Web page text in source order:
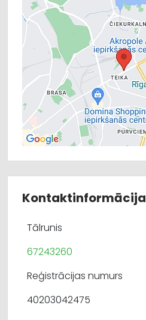
Kontaktinformācija
Tālrunis
67243260
Reģistrācijas numurs
40203042475